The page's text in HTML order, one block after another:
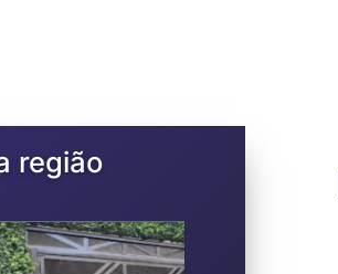
região